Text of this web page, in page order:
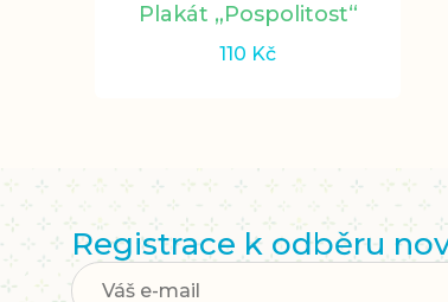
Plakát „Pospolitost“
110 Kč
Registrace k odběru